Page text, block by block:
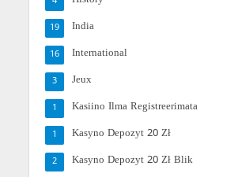
India
19
International
16
Jeux
3
Kasiino Ilma Registreerimata
1
Kasyno Depozyt 20 Zł
1
Kasyno Depozyt 20 Zł Blik
2